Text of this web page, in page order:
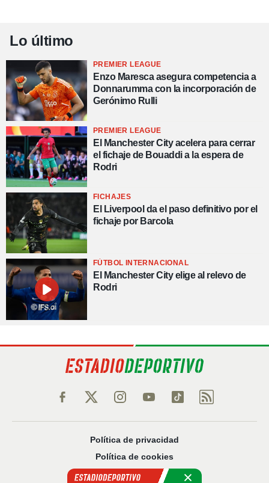
Lo último
PREMIER LEAGUE
Enzo Maresca asegura competencia a
Donnarumma con la incorporación de
Gerónimo Rulli
PREMIER LEAGUE
El Manchester City acelera para cerrar
el fichaje de Bouaddi a la espera de
Rodri
FICHAJES
El Liverpool da el paso definitivo por el
fichaje por Barcola
FÚTBOL INTERNACIONAL
El Manchester City elige al relevo de
Rodri
Política de privacidad
Política de cookies
Política Comercial